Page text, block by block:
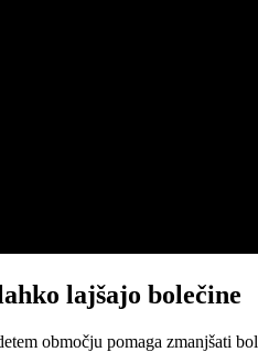
lajšajo bolečine
območju pomaga zmanjšati